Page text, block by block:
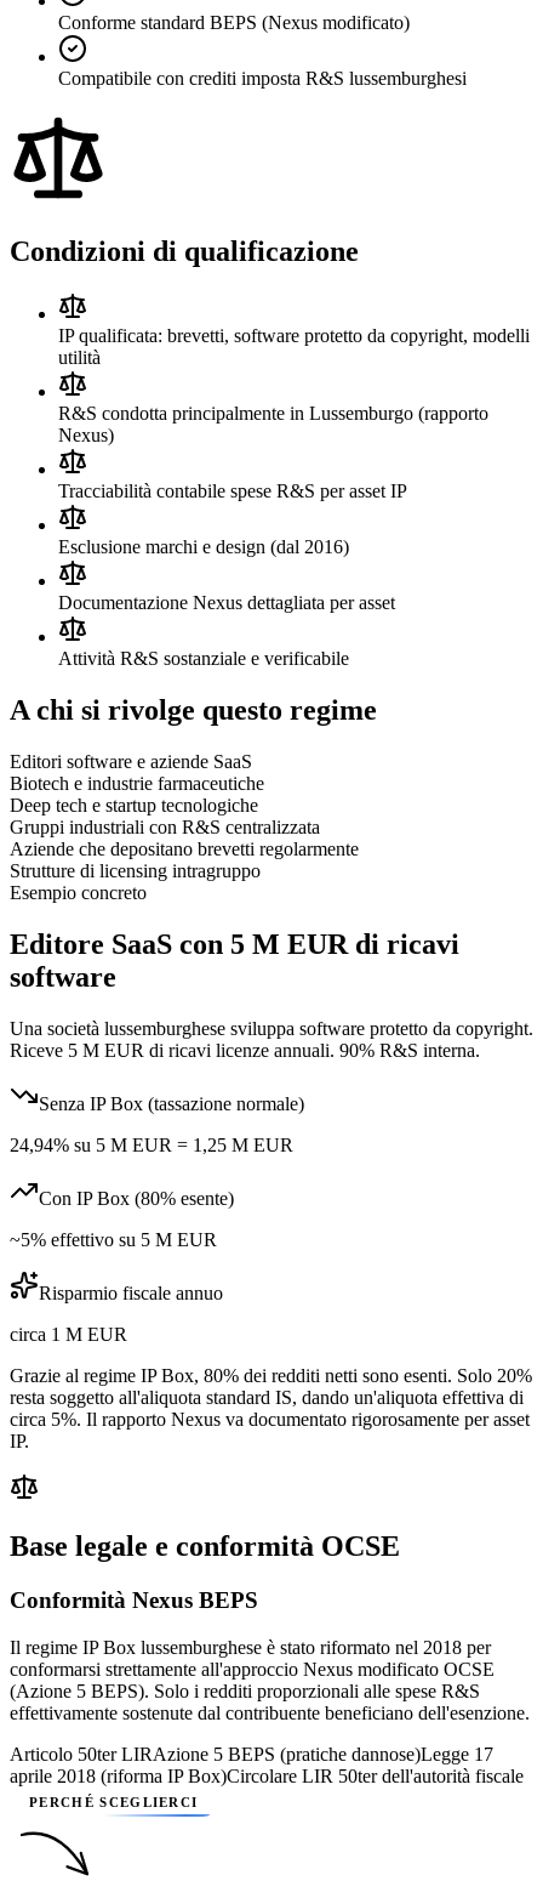
Conforme standard BEPS (Nexus modificato)
Compatibile con crediti imposta R&S lussemburghesi
Condizioni di qualificazione
IP qualificata: brevetti, software protetto da copyright, modelli
utilità
R&S condotta principalmente in Lussemburgo (rapporto
Nexus)
Tracciabilità contabile spese R&S per asset IP
Esclusione marchi e design (dal 2016)
Documentazione Nexus dettagliata per asset
Attività R&S sostanziale e verificabile
A chi si rivolge questo regime
Editori software e aziende SaaS
Biotech e industrie farmaceutiche
Deep tech e startup tecnologiche
Gruppi industriali con R&S centralizzata
Aziende che depositano brevetti regolarmente
Strutture di licensing intragruppo
Esempio concreto
Editore SaaS con 5 M EUR di ricavi
software
Una società lussemburghese sviluppa software protetto da copyright.
Riceve 5 M EUR di ricavi licenze annuali. 90% R&S interna.
Senza IP Box (tassazione normale)
24,94% su 5 M EUR = 1,25 M EUR
Con IP Box (80% esente)
~5% effettivo su 5 M EUR
Risparmio fiscale annuo
circa 1 M EUR
Grazie al regime IP Box, 80% dei redditi netti sono esenti. Solo 20%
resta soggetto all'aliquota standard IS, dando un'aliquota effettiva di
circa 5%. Il rapporto Nexus va documentato rigorosamente per asset
IP.
Base legale e conformità OCSE
Conformità Nexus BEPS
Il regime IP Box lussemburghese è stato riformato nel 2018 per
conformarsi strettamente all'approccio Nexus modificato OCSE
(Azione 5 BEPS). Solo i redditi proporzionali alle spese R&S
effettivamente sostenute dal contribuente beneficiano dell'esenzione.
Articolo 50ter LIRAzione 5 BEPS (pratiche dannose)Legge 17
aprile 2018 (riforma IP Box)Circolare LIR 50ter dell'autorità fiscale
PERCHÉ SCEGLIERCI